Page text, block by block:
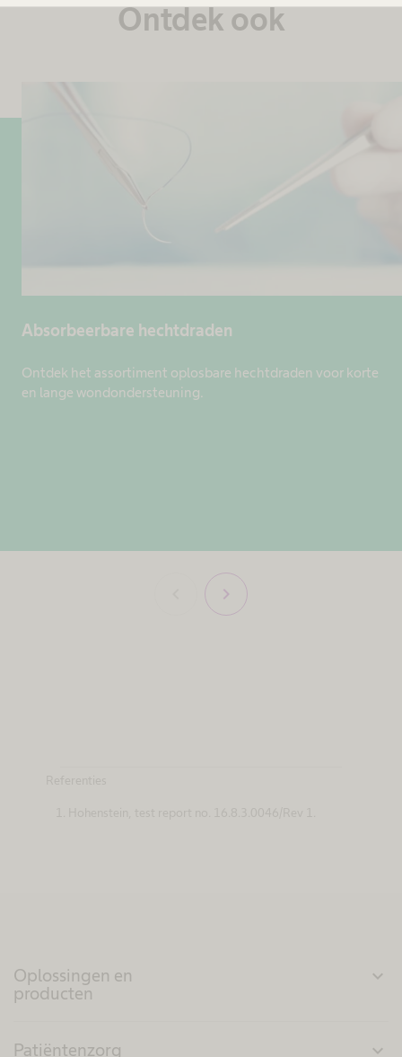
Ontdek ook
Absorbeerbare hechtdraden
Ontdek het assortiment oplosbare hechtdraden voor korte
en lange wondondersteuning.
chevron_right
Oplossingen en
producten
expand_more
Patiëntenzorg expand_more